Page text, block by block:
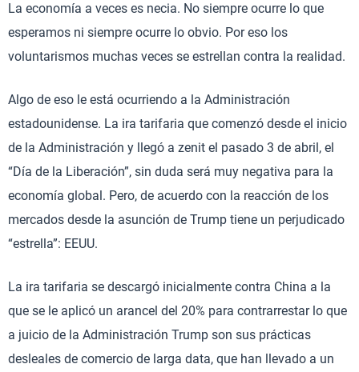
La economía a veces es necia. No siempre ocurre lo que
esperamos ni siempre ocurre lo obvio. Por eso los
voluntarismos muchas veces se estrellan contra la realidad.
Algo de eso le está ocurriendo a la Administración
estadounidense. La ira tarifaria que comenzó desde el inicio
de la Administración y llegó a zenit el pasado 3 de abril, el
“Día de la Liberación”, sin duda será muy negativa para la
economía global. Pero, de acuerdo con la reacción de los
mercados desde la asunción de Trump tiene un perjudicado
“estrella”: EEUU.
La ira tarifaria se descargó inicialmente contra China a la
que se le aplicó un arancel del 20% para contrarrestar lo que
a juicio de la Administración Trump son sus prácticas
desleales de comercio de larga data, que han llevado a un